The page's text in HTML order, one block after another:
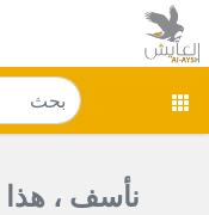
نأسف ، هذا